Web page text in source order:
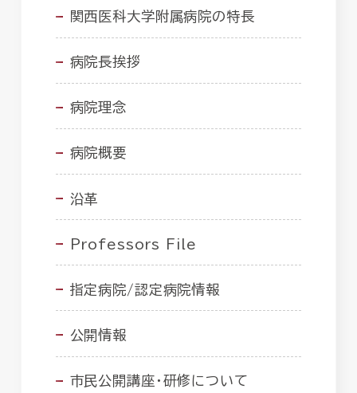
関西医科大学附属病院の特長
病院長挨拶
病院理念
病院概要
沿革
Professors File
指定病院/認定病院情報
公開情報
市民公開講座・研修について